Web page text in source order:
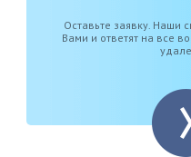
Оставьте заявку. Наши
Вами и ответят на все